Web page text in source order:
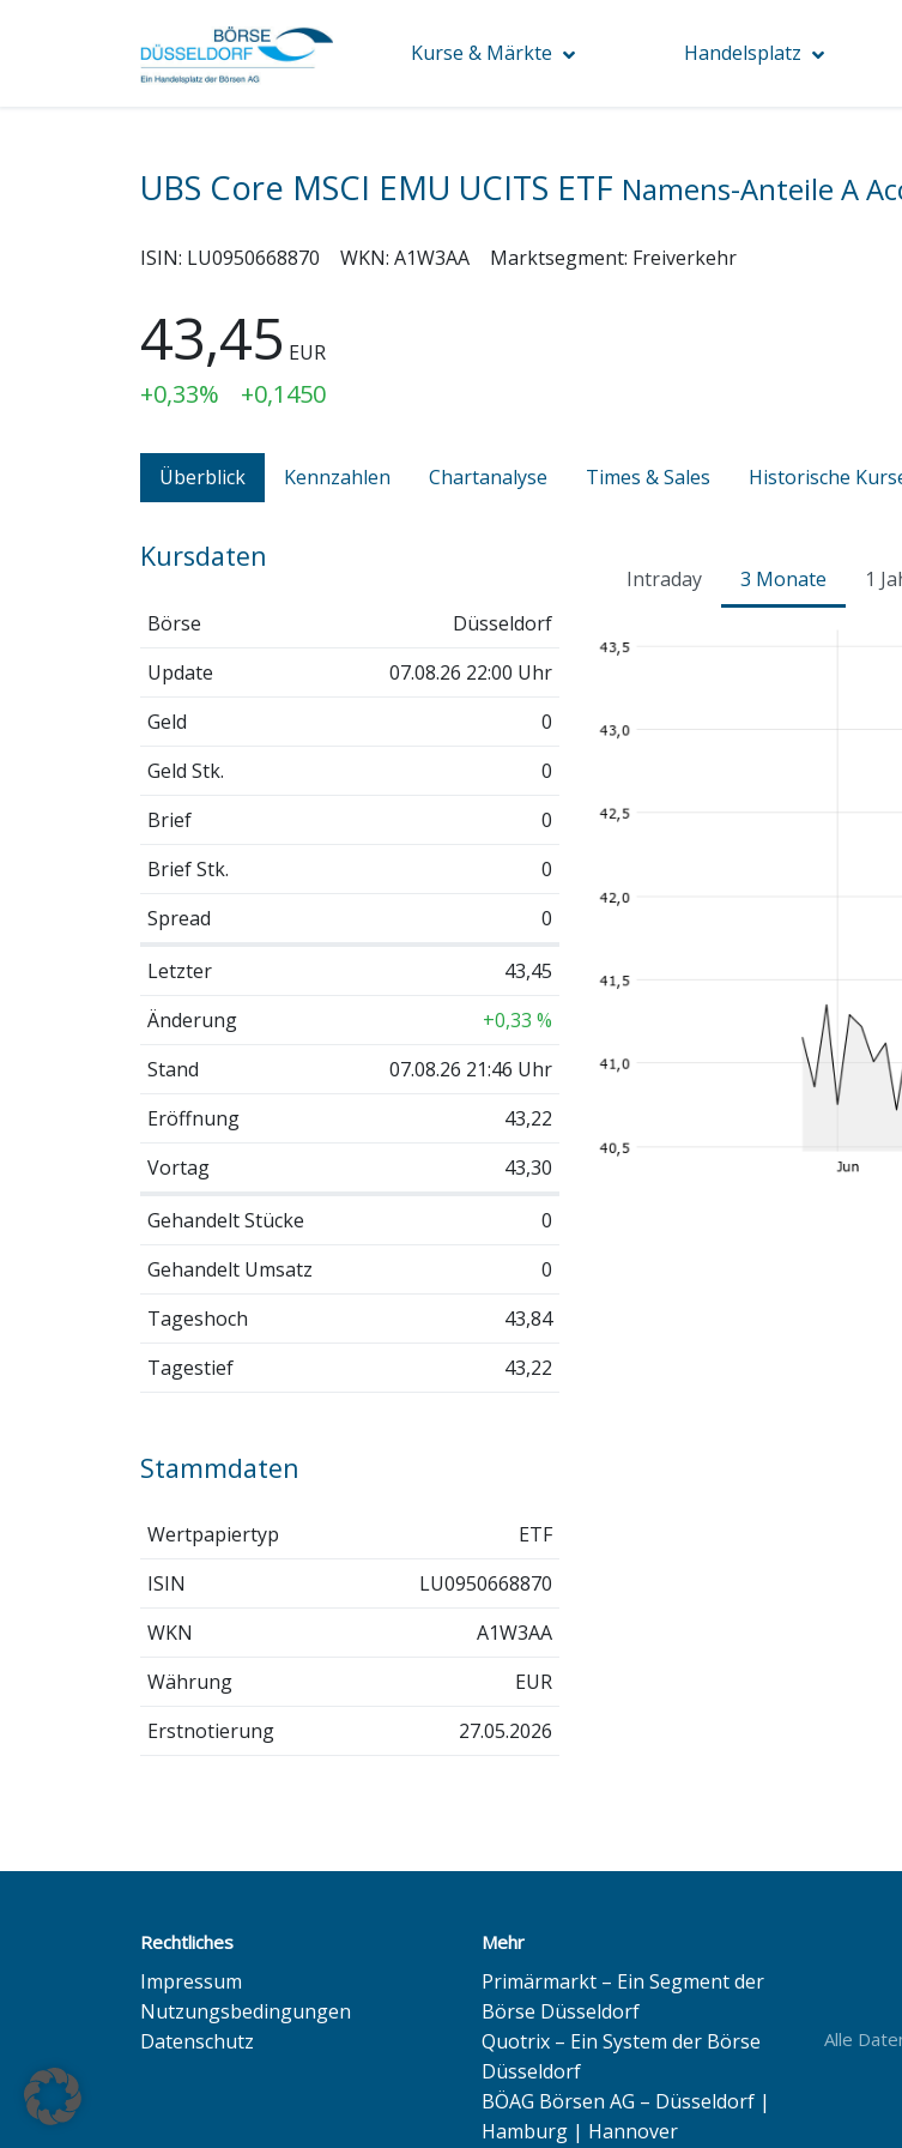
Kurse & Märkte Handelsplatz
UBS Core MSCI EMU UCITS ETF Namens-Anteile A
ISIN: LU0950668870 WKN: A1W3AA Marktsegment: Freiverkehr
43,45 EUR
+0,33% +0,1450
Überblick Kennzahlen Chartanalyse Times & Sales Historische
Kursdaten
Börse
Düsseldorf
Update
07.08.26 22:00 Uhr
Geld
0
Geld Stk.
0
Brief
0
Brief Stk.
0
Spread
0
Letzter
43,45
Änderung
+0,33 %
Stand
07.08.26 21:46 Uhr
Eröffnung
43,22
Vortag
43,30
Gehandelt Stücke
0
Gehandelt Umsatz
0
Tageshoch
43,84
Tagestief
43,22
Stammdaten
Wertpapiertyp
ETF
ISIN
LU0950668870
WKN
A1W3AA
Währung
EUR
Erstnotierung
27.05.2026
Intraday 3 Monate 1
Rechtliches
Impressum
Nutzungsbedingungen
Datenschutz
Mehr
Primärmarkt – Ein Segment der
Börse Düsseldorf
Quotrix – Ein System der Börse
Düsseldorf
BÖAG Börsen AG – Düsseldorf |
Hamburg | Hannover
Alle